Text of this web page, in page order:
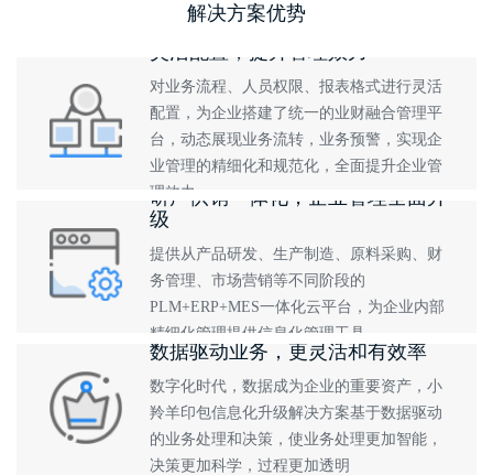
解决方案优势
对业务流程、人员权限、报表格式进行灵活
配置，为企业搭建了统一的业财融合管理平
台，动态展现业务流转，业务预警，实现企
业管理的精细化和规范化，全面提升企业管
理效力
研产供销一体化，企业管理全面升
级
提供从产品研发、生产制造、原料采购、财
务管理、市场营销等不同阶段的
PLM+ERP+MES一体化云平台，为企业内部
精细化管理提供信息化管理工具
数据驱动业务，更灵活和有效率
数字化时代，数据成为企业的重要资产，小
羚羊印包信息化升级解决方案基于数据驱动
的业务处理和决策，使业务处理更加智能，
决策更加科学，过程更加透明